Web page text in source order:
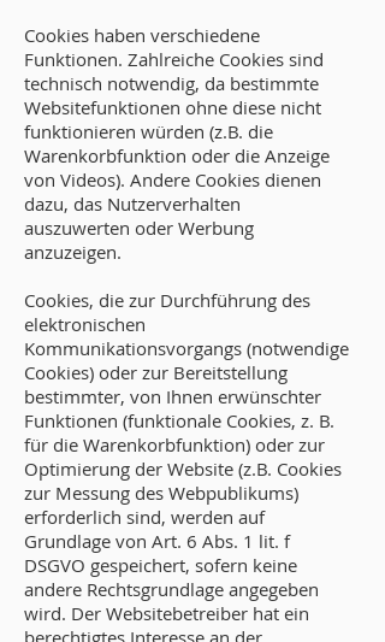
Cookies haben verschiedene
Funktionen. Zahlreiche Cookies sind
technisch notwendig, da bestimmte
Websitefunktionen ohne diese nicht
funktionieren würden (z.B. die
Warenkorbfunktion oder die Anzeige
von Videos). Andere Cookies dienen
dazu, das Nutzerverhalten
auszuwerten oder Werbung
anzuzeigen.
Cookies, die zur Durchführung des
elektronischen
Kommunikationsvorgangs (notwendige
Cookies) oder zur Bereitstellung
bestimmter, von Ihnen erwünschter
Funktionen (funktionale Cookies, z. B.
für die Warenkorbfunktion) oder zur
Optimierung der Website (z.B. Cookies
zur Messung des Webpublikums)
erforderlich sind, werden auf
Grundlage von Art. 6 Abs. 1 lit. f
DSGVO gespeichert, sofern keine
andere Rechtsgrundlage angegeben
wird. Der Websitebetreiber hat ein
berechtigtes Interesse an der